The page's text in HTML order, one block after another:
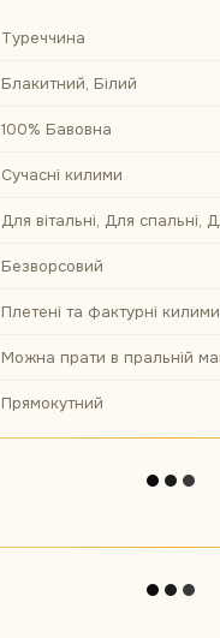
Туреччина
Блакитний, Білий
100% Бавовна
Сучасні килими
Для вітальні, Для спальні,
Безворсовий
Плетені та фактурні килими
Можна прати в пральній
Прямокутний